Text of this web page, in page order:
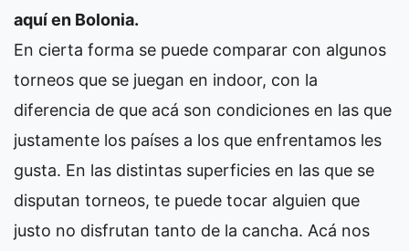
aquí en Bolonia.
En cierta forma se puede comparar con algunos
torneos que se juegan en indoor, con la
diferencia de que acá son condiciones en las que
justamente los países a los que enfrentamos les
gusta. En las distintas superficies en las que se
disputan torneos, te puede tocar alguien que
justo no disfrutan tanto de la cancha. Acá nos